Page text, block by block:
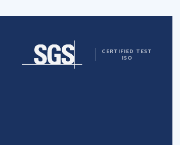
CERTIFIED TEST
ISO